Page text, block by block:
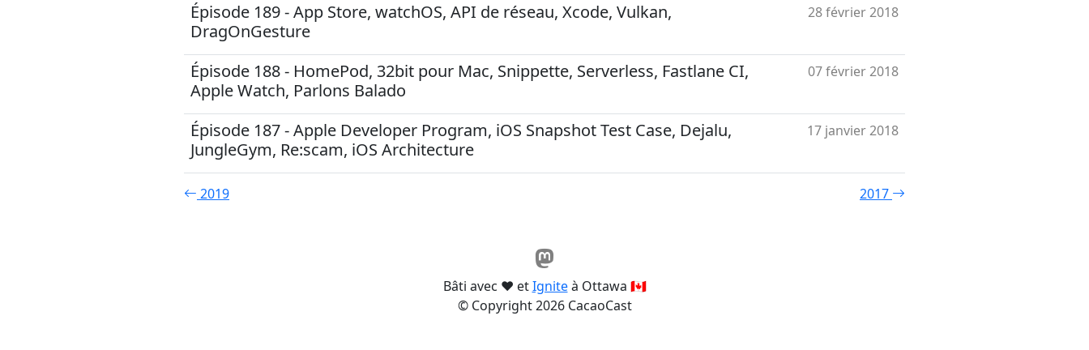
Épisode 189 - App Store, watchOS, API de réseau, Xcode, Vulkan,
DragOnGesture
28 février 2018
Épisode 188 - HomePod, 32bit pour Mac, Snippette, Serverless, Fastlane CI,
Apple Watch, Parlons Balado
07 février 2018
Épisode 187 - Apple Developer Program, iOS Snapshot Test Case, Dejalu,
JungleGym, Re:scam, iOS Architecture
17 janvier 2018
2019 2017
Bâti avec ❤️ etIgniteà Ottawa 🇨🇦
© Copyright 2026 CacaoCast